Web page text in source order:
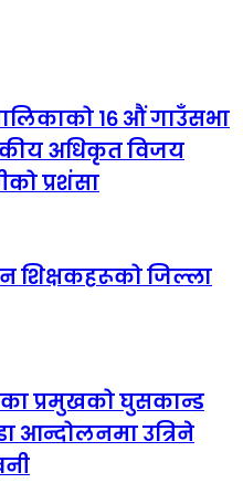
१६ औं गाउँसभा
अधिकृत विजय
प्रशंसा
शिक्षकहरूको जिल्ला
प्रमुखको घुसकान्ड
आन्दोलनमा उत्रिने